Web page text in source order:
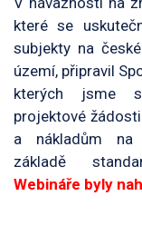
které se
subjekty na
území, připravil
kterých jsme
projektové
a nákladům na
základě
Webináře byly